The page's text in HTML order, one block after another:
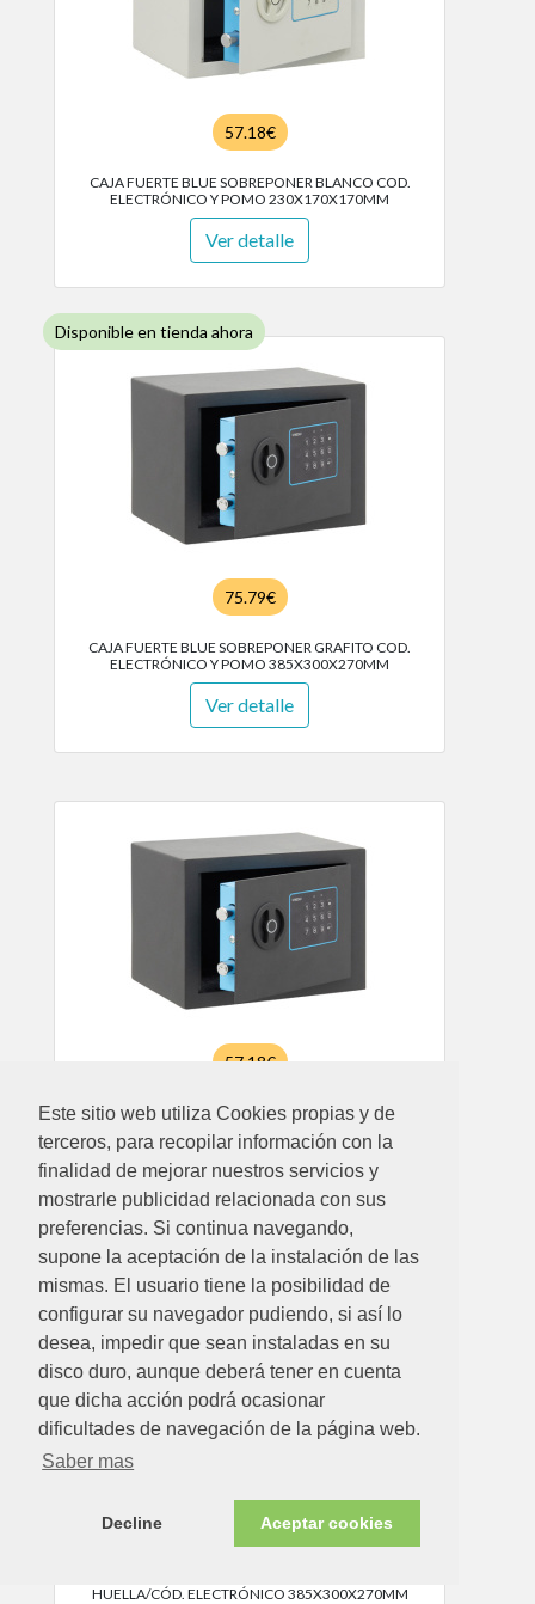
Este sitio web utiliza Cookies propias y de
terceros, para recopilar información con la
finalidad de mejorar nuestros servicios y
mostrarle publicidad relacionada con sus
preferencias. Si continua navegando,
supone la aceptación de la instalación de las
mismas. El usuario tiene la posibilidad de
configurar su navegador pudiendo, si así lo
desea, impedir que sean instaladas en su
disco duro, aunque deberá tener en cuenta
que dicha acción podrá ocasionar
dificultades de navegación de la página web.
Saber mas
Decline Aceptar cookies
57.18€
CAJA FUERTE BLUE SOBREPONER BLANCO COD.
ELECTRÓNICO Y POMO 230X170X170MM
Ver detalle
Disponible en tienda ahora
75.79€
CAJA FUERTE BLUE SOBREPONER GRAFITO COD.
ELECTRÓNICO Y POMO 385X300X270MM
Ver detalle
57.18€
CAJA FUERTE BLUE SOBREPONER GRAFITO COD.
ELECTRÓNICO Y POMO 230X170X170MM
Ver detalle
188.52€
HUELLA/CÓD. ELECTRÓNICO 385X300X270MM